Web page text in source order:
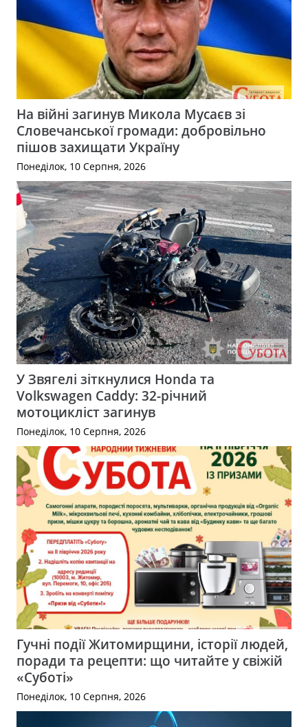
На війні загинув Микола Мусаєв зі
Словечанської громади: добровільно
пішов захищати Україну
Понеділок, 10 Серпня, 2026
У Звягелі зіткнулися Honda та
Volkswagen Caddy: 32-річний
мотоцикліст загинув
Понеділок, 10 Серпня, 2026
Гучні події Житомирщини, історії людей,
поради та рецепти: що читайте у свіжій
«Суботі»
Понеділок, 10 Серпня, 2026